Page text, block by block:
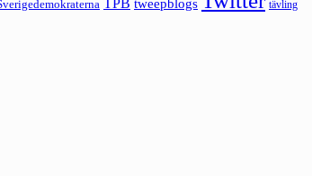
TPB tweepblogs tävling